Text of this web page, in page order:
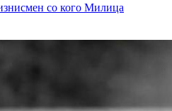
со кого Милица